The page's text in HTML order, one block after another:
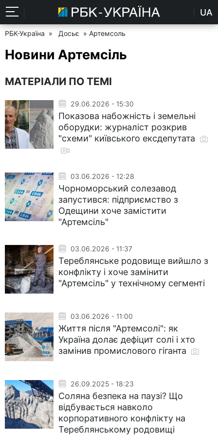
UA
РБК-Україна » Досьє » Артемсоль
Новини Артемсіль
МАТЕРІАЛИ ПО ТЕМІ
29.06.2026 - 15:30
Показова набожність і земельні
оборудки: журналіст розкрив
"схеми" київського ексдепутата
03.06.2026 - 12:28
Чорноморський солезавод
запустився: підприємство з
Одещини хоче замістити
"Артемсіль"
03.06.2026 - 11:37
Тереблянське родовище вийшло з
конфлікту і хоче замінити
"Артемсіль" у технічному сегменті
03.06.2026 - 11:00
Життя після "Артемсолі": як
Україна долає дефіцит солі і хто
замінив промислового гіганта
26.09.2025 - 18:23
Соляна безпека на паузі? Що
відбувається навколо
корпоративного конфлікту на
Тереблянському родовищі